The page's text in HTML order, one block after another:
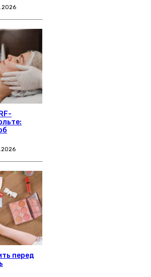
перед